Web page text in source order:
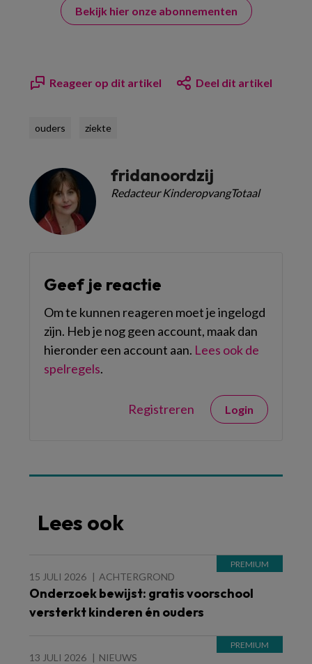
Bekijk hier onze abonnementen
Reageer op dit artikel Deel dit artikel
ouders ziekte
fridanoordzij
Redacteur KinderopvangTotaal
Geef je reactie
Om te kunnen reageren moet je ingelogd
zijn. Heb je nog geen account, maak dan
hieronder een account aan. Lees ook de
spelregels.
Registreren Login
Lees ook
15 JULI 2026 ACHTERGROND
Onderzoek bewijst: gratis voorschool
versterkt kinderen én ouders
13 JULI 2026 NIEUWS